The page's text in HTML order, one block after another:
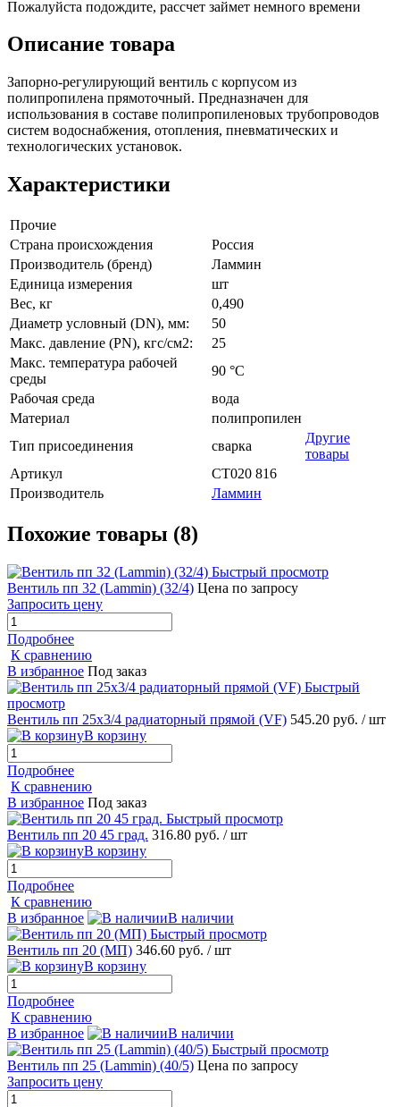
Пожалуйста подождите, рассчет займет немного времени
Описание товара
Запорно-регулирующий вентиль с корпусом из
полипропилена прямоточный. Предназначен для
использования в составе полипропиленовых трубопроводов
систем водоснабжения, отопления, пневматических и
технологических установок.
Характеристики
Прочие
Страна происхождения
Россия
Производитель (бренд)
Ламмин
Единица измерения
шт
Вес, кг
0,490
Диаметр условный (DN), мм:
50
Макс. давление (PN), кгс/см2:
25
Макс. температура рабочей
среды
90 °C
Рабочая среда
вода
Материал
полипропилен
Тип присоединения
сварка
Другие
товары
Артикул
СТ020 816
Производитель
Ламмин
Похожие товары (8)
Быстрый просмотр
Вентиль пп 32 (Lammin) (32/4) Цена по запросу
Запросить цену
Подробнее
К сравнению
В избранное Под заказ
Быстрый
просмотр
Вентиль пп 25х3/4 радиаторный прямой (VF) 545.20 руб. / шт
В корзину
Подробнее
К сравнению
В избранное Под заказ
Быстрый просмотр
Вентиль пп 20 45 град. 316.80 руб. / шт
В корзину
Подробнее
К сравнению
В избранное
В наличии
Быстрый просмотр
Вентиль пп 20 (МП) 346.60 руб. / шт
В корзину
Подробнее
К сравнению
В избранное
В наличии
Быстрый просмотр
Вентиль пп 25 (Lammin) (40/5) Цена по запросу
Запросить цену